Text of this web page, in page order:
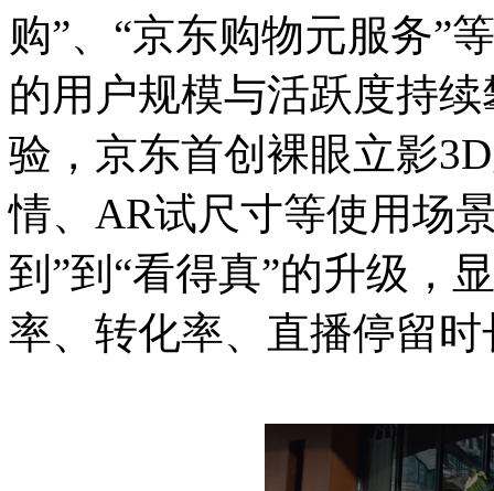
购”、“京东购物元服务”
的用户规模与活跃度持
验，京东首创裸眼立影
情、AR试尺寸等使用场
到”到“看得真”的升级，
率、转化率、直播停留时